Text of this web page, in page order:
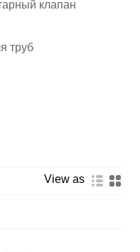
клапан
труб
View as